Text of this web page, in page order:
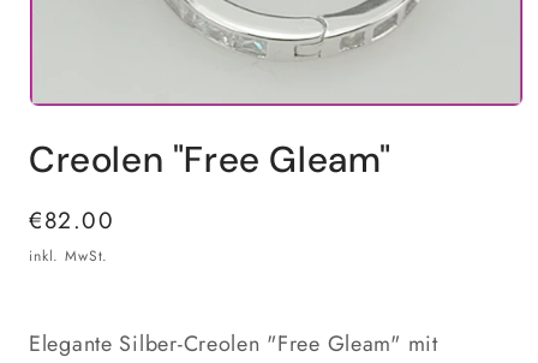
in
Modal
Creolen "Free Gleam"
Normaler
Preis
€82.00
inkl. MwSt.
Elegante Silber-Creolen "Free Gleam" mit